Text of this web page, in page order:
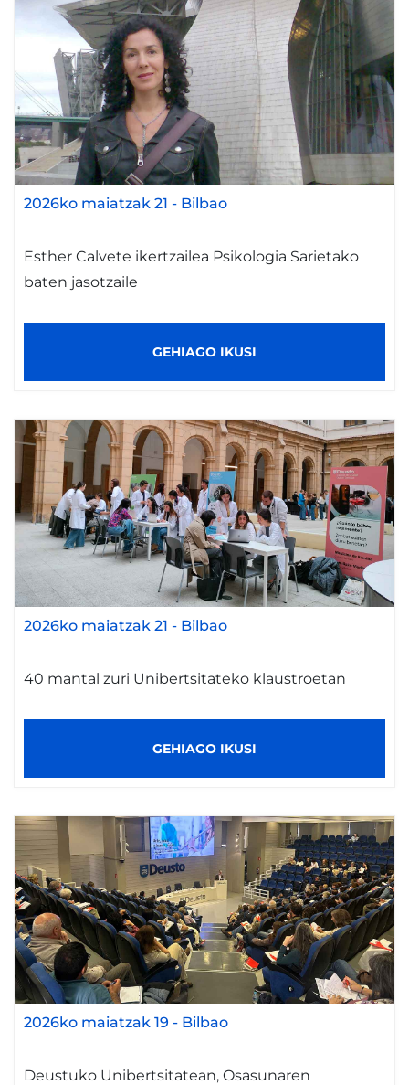
2026ko maiatzak 21 - Bilbao
Esther Calvete ikertzailea Psikologia Sarietako
baten jasotzaile
GEHIAGO IKUSI
2026ko maiatzak 21 - Bilbao
40 mantal zuri Unibertsitateko klaustroetan
GEHIAGO IKUSI
2026ko maiatzak 19 - Bilbao
Deustuko Unibertsitatean, Osasunaren